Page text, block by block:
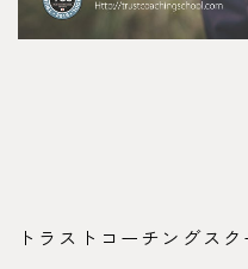
トラストコーチングス